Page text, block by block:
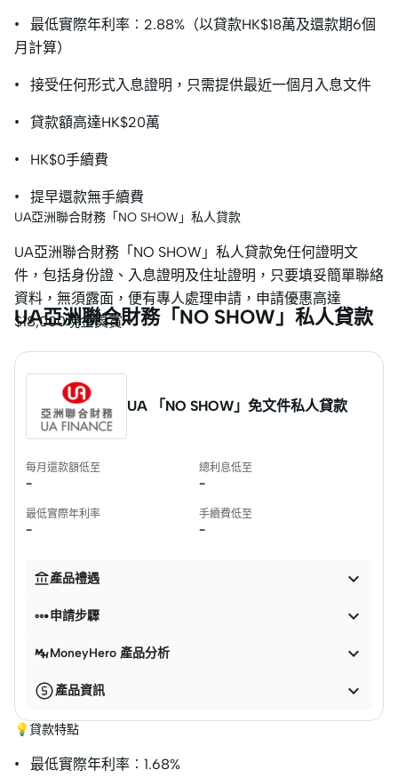
• 最低實際年利率︰2.88%（以貸款HK$18萬及還款期6個
月計算）
• 接受任何形式入息證明，只需提供最近一個月入息文件
• 貸款額高達HK$20萬
• HK$0手續費
• 提早還款無手續費
UA亞洲聯合財務「NO SHOW」私人貸款
UA亞洲聯合財務「NO SHOW」私人貸款免任何證明文
件，包括身份證、入息證明及住址證明，只要填妥簡單聯絡
資料，無須露面，便有專人處理申請，申請優惠高達
$18,000現金獎賞。
UA亞洲聯合財務「NO SHOW」私人貸款
UA 「NO SHOW」免文件私人貸款
每月還款額低至
-
總利息低至
-
最低實際年利率
-
手續費低至
-
產品禮遇 
申請步驟 
MoneyHero 產品分析 
產品資訊 
💡貸款特點
• 最低實際年利率︰1.68%